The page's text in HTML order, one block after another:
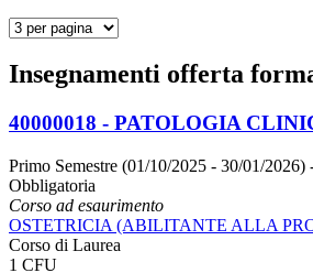
Insegnamenti offerta
40000018 - PATOLOGIA
Primo Semestre (01/10/2025 - 30/01/2026)
Obbligatoria
Corso ad esaurimento
OSTETRICIA (ABILITANTE ALLA
Corso di Laurea
1 CFU